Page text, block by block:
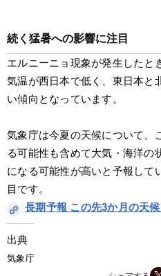
続く猛暑への影響に注目
エルニーニョ現象が発生したと
気温が西日本で低く、東日本と
い傾向となっています。
気象庁は今夏の天候について、
る可能性も含めて大気・海洋の
になる可能性が高いと予報して
目です。
長期予報 この先3か月の天
出典
気象庁